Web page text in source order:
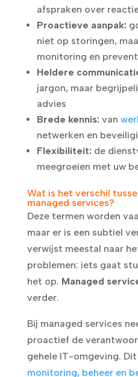
afspraken over
Proactieve aanpak:
niet op storingen,
monitoring en
Heldere
jargon, maar
advies
Brede kennis: van
netwerken en
Flexibiliteit: de
meegroeien met uw
Wat is het verschil
managed services?
Deze termen worden
maar er is een subtiel
verwijst meestal naar
problemen: iets gaat
het op. Managed
verder.
Bij managed services
proactief de
gehele IT-omgeving.
monitoring, beheer en